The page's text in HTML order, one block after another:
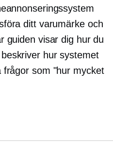
ditt varumärke och
guiden visar dig hur du
hur systemet
som "hur mycket